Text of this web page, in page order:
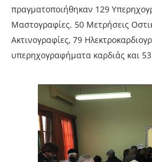
πραγματοποιήθηκαν 129
Μαστογραφίες. 50 Μετρήσεις
Ακτινογραφίες, 79
υπερηχογραφήματα καρδιάς και